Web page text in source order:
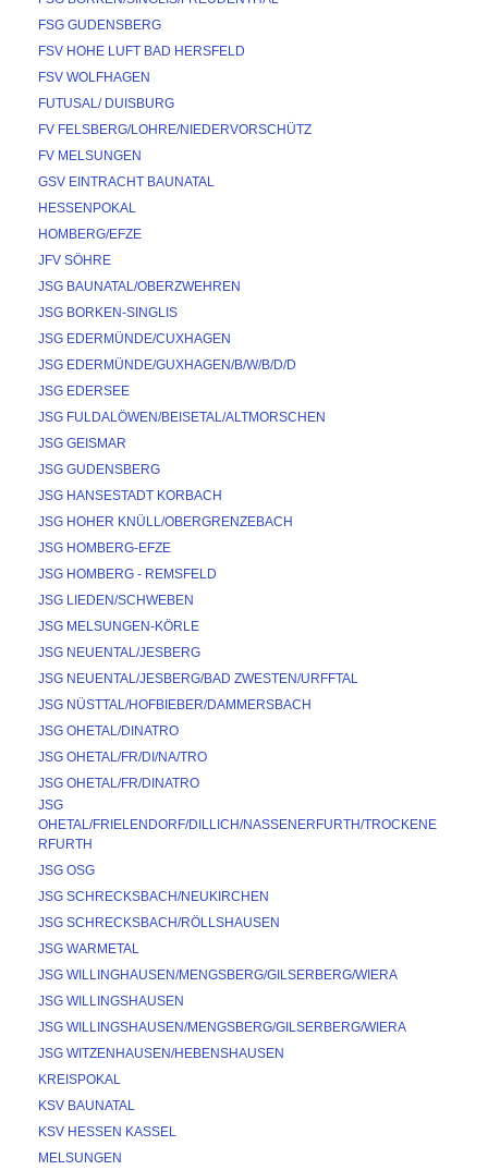
FSG GUDENSBERG
FSV HOHE LUFT BAD HERSFELD
FSV WOLFHAGEN
FUTUSAL/ DUISBURG
FV FELSBERG/LOHRE/NIEDERVORSCHÜTZ
FV MELSUNGEN
GSV EINTRACHT BAUNATAL
HESSENPOKAL
HOMBERG/EFZE
JFV SÖHRE
JSG BAUNATAL/OBERZWEHREN
JSG BORKEN-SINGLIS
JSG EDERMÜNDE/CUXHAGEN
JSG EDERMÜNDE/GUXHAGEN/B/W/B/D/D
JSG EDERSEE
JSG FULDALÖWEN/BEISETAL/ALTMORSCHEN
JSG GEISMAR
JSG GUDENSBERG
JSG HANSESTADT KORBACH
JSG HOHER KNÜLL/OBERGRENZEBACH
JSG HOMBERG-EFZE
JSG HOMBERG - REMSFELD
JSG LIEDEN/SCHWEBEN
JSG MELSUNGEN-KÖRLE
JSG NEUENTAL/JESBERG
JSG NEUENTAL/JESBERG/BAD ZWESTEN/URFFTAL
JSG NÜSTTAL/HOFBIEBER/DAMMERSBACH
JSG OHETAL/DINATRO
JSG OHETAL/FR/DI/NA/TRO
JSG OHETAL/FR/DINATRO
JSG
OHETAL/FRIELENDORF/DILLICH/NASSENERFURTH/TROCKENE
RFURTH
JSG OSG
JSG SCHRECKSBACH/NEUKIRCHEN
JSG SCHRECKSBACH/RÖLLSHAUSEN
JSG WARMETAL
JSG WILLINGHAUSEN/MENGSBERG/GILSERBERG/WIERA
JSG WILLINGSHAUSEN
JSG WILLINGSHAUSEN/MENGSBERG/GILSERBERG/WIERA
JSG WITZENHAUSEN/HEBENSHAUSEN
KREISPOKAL
KSV BAUNATAL
KSV HESSEN KASSEL
MELSUNGEN